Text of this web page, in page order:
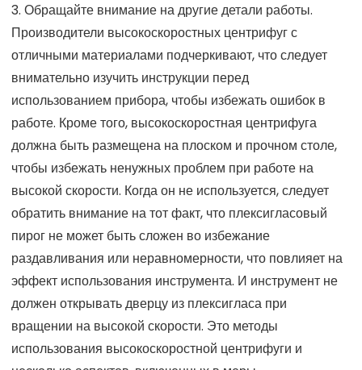
3. Обращайте внимание на другие детали работы.
Производители высокоскоростных центрифуг с
отличными материалами подчеркивают, что следует
внимательно изучить инструкции перед
использованием прибора, чтобы избежать ошибок в
работе. Кроме того, высокоскоростная центрифуга
должна быть размещена на плоском и прочном столе,
чтобы избежать ненужных проблем при работе на
высокой скорости. Когда он не используется, следует
обратить внимание на тот факт, что плексигласовый
пирог не может быть сложен во избежание
раздавливания или неравномерности, что повлияет на
эффект использования инструмента. И инструмент не
должен открывать дверцу из плексигласа при
вращении на высокой скорости. Это методы
использования высокоскоростной центрифуги и